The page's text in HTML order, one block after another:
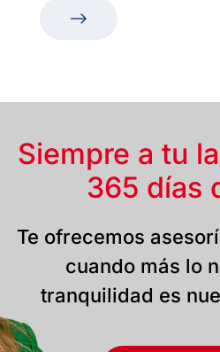
Siempre a tu
365 días
Te ofrecemos
cuando más lo
tranquilidad es